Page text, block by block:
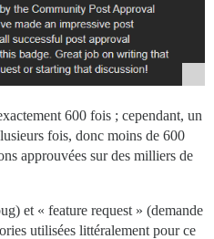
600 fois ; cependant, un
fois, donc moins de 600
approuvées sur des milliers de
et « feature request » (demande
utilisées littéralement pour ce